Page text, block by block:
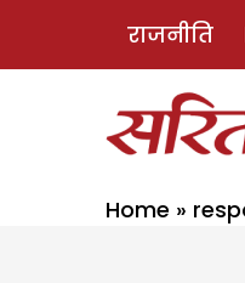
राजनीति
Home »